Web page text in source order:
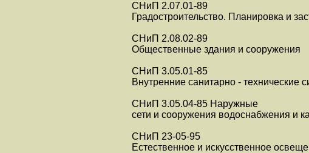
СНиП 2.07.01-89
Градостроительство. Планировка и
СНиП 2.08.02-89
Общественные здания и сооружения
СНиП 3.05.01-85
Внутренние санитарно - технические
СНиП 3.05.04-85 Наружные
сети и сооружения водоснабжения и
СНиП 23-05-95
Естественное и искусственное